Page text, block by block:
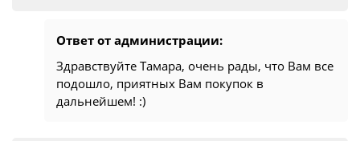
Ответ от администрации:
Здравствуйте Тамара, очень рады, что Вам все
подошло, приятных Вам покупок в
дальнейшем! :)